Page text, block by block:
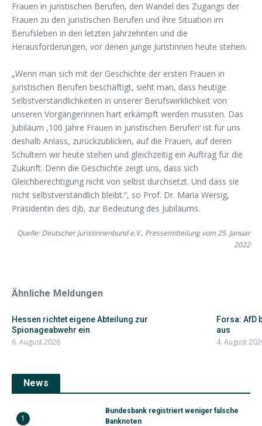
Frauen in juristischen Berufen, den Wandel des Zugangs der
Frauen zu den juristischen Berufen und ihre Situation im
Berufsleben in den letzten Jahrzehnten und die
Herausforderungen, vor denen junge Juristinnen heute stehen.
„Wenn man sich mit der Geschichte der ersten Frauen in
juristischen Berufen beschäftigt, sieht man, dass heutige
Selbstverständlichkeiten in unserer Berufswirklichkeit von
unseren Vorgängerinnen hart erkämpft werden mussten. Das
Jubiläum ,100 Jahre Frauen in juristischen Berufen‘ ist für uns
deshalb Anlass, zurückzublicken, auf die Frauen, auf deren
Schultern wir heute stehen und gleichzeitig ein Auftrag für die
Zukunft. Denn die Geschichte zeigt uns, dass sich
Gleichberechtigung nicht von selbst durchsetzt. Und dass sie
nicht selbstverständlich bleibt.“, so Prof. Dr. Maria Wersig,
Präsidentin des djb, zur Bedeutung des Jubiläums.
Quelle: Deutscher Juristinnenbund e.V., Pressemitteilung vom 25. Januar
2022
Ähnliche Meldungen
Hessen richtet eigene Abteilung zur
Spionageabwehr ein
6. August 2026
Forsa: AfD
aus
4. August
News
1
Bundesbank registriert weniger falsche
Banknoten